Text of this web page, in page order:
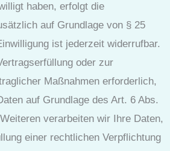
haben, erfolgt die
auf Grundlage von § 25
ist jederzeit widerrufbar.
oder zur
Maßnahmen erforderlich,
auf Grundlage des Art. 6 Abs.
verarbeiten wir Ihre Daten,
einer rechtlichen Verpflichtung